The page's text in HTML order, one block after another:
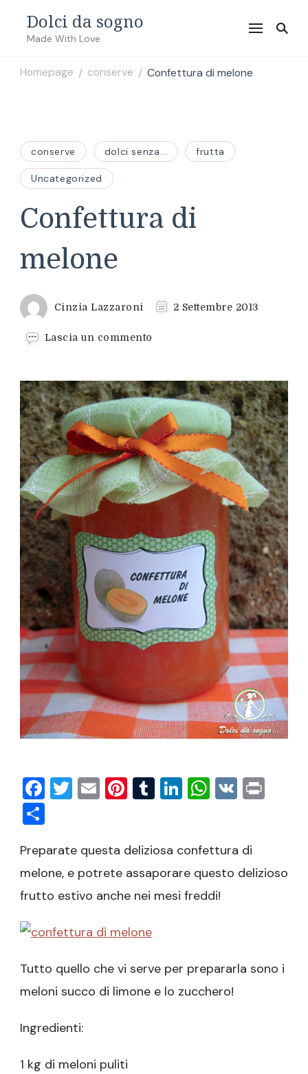
Dolci da sogno
Made With Love
Homepage / conserve / Confettura di melone
conserve dolci senza... frutta
Uncategorized
Confettura di
melone
Cinzia Lazzaroni 2 Settembre 2013
Lascia un commento
melone
Facebook
Twitter
EmailPinterest
Tumblr
LinkedIn
VK
Preparate questa deliziosa confettura di
melone, e potrete assaporare questo delizioso
frutto estivo anche nei mesi freddi!
Tutto quello che vi serve per prepararla sono i
meloni succo di limone e lo zucchero!
Ingredienti:
1 kg di meloni puliti